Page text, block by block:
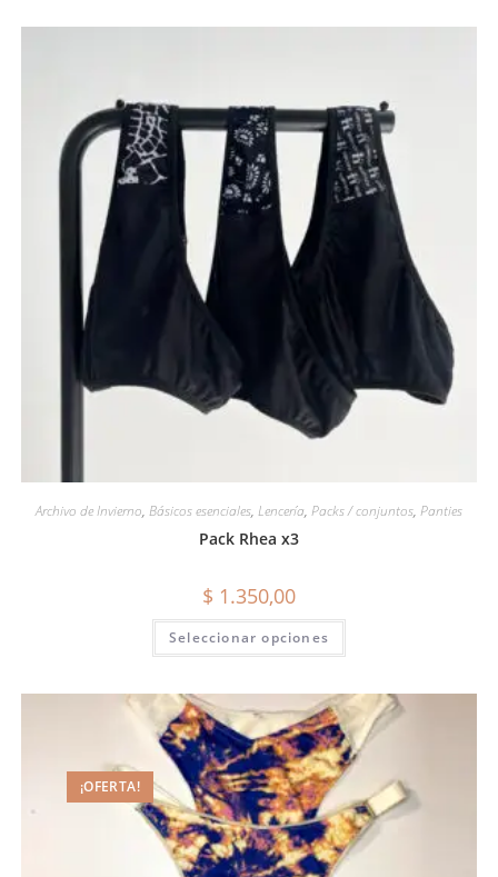
Archivo de Invierno, Básicos esenciales, Lencería, Packs / conjuntos, Panties
Pack Rhea x3
$ 1.350,00
Seleccionar opciones
¡OFERTA!